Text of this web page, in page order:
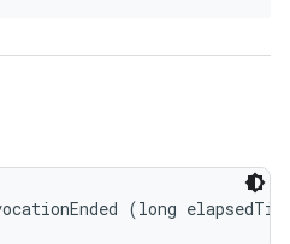
(long